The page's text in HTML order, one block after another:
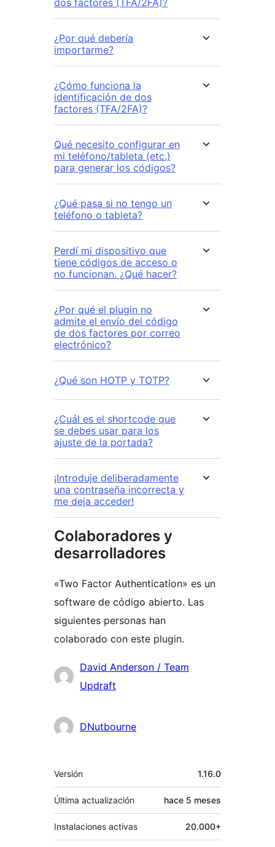
dos factores (TFA/2FA)?
¿Por qué debería
importarme?
¿Cómo funciona la
identificación de dos
factores (TFA/2FA)?
Qué necesito configurar en
mi teléfono/tableta (etc.)
para generar los códigos?
¿Qué pasa si no tengo un
teléfono o tableta?
Perdí mi dispositivo que
tiene códigos de acceso o
no funcionan. ¿Qué hacer?
¿Por qué el plugin no
admite el envío del código
de dos factores por correo
electrónico?
¿Qué son HOTP y TOTP?
¿Cuál es el shortcode que
se debes usar para los
ajuste de la portada?
¡Introduje deliberadamente
una contraseña incorrecta y
me deja acceder!
Colaboradores y
desarrolladores
«Two Factor Authentication» es un
software de código abierto. Las
siguientes personas han
colaborado con este plugin.
Colaboradores
David Anderson / Team
Updraft
DNutbourne
Meta
Versión 1.16.0
Última actualización hace 5 meses
Instalaciones activas 20.000+